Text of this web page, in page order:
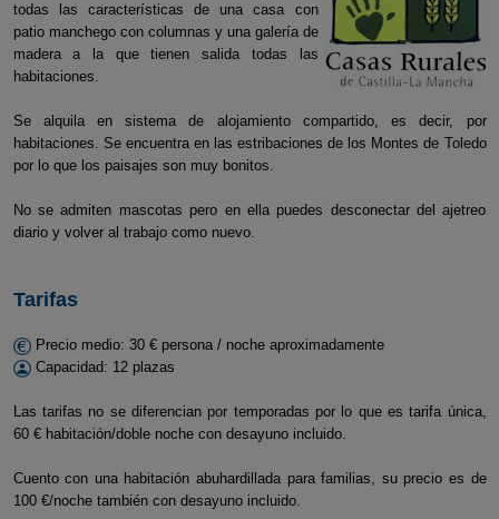
todas las características de una casa con
patio manchego con columnas y una galería de
madera a la que tienen salida todas las
habitaciones.
Se alquila en sistema de alojamiento compartido, es decir, por
habitaciones. Se encuentra en las estribaciones de los Montes de Toledo
por lo que los paisajes son muy bonitos.
No se admiten mascotas pero en ella puedes desconectar del ajetreo
diario y volver al trabajo como nuevo.
Tarifas
Precio medio: 30 € persona / noche aproximadamente
Capacidad: 12 plazas
Las tarifas no se diferencian por temporadas por lo que es tarifa única,
60 € habitación/doble noche con desayuno incluido.
Cuento con una habitación abuhardillada para familias, su precio es de
100 €/noche también con desayuno incluido.